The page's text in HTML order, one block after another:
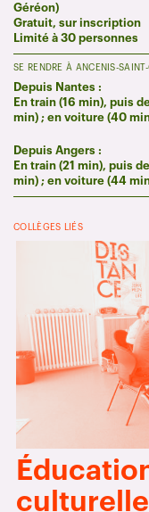
Géréon)
Gratuit, sur inscription
Limité à 30 personnes
SE RENDRE À ANCENIS-SAINT-
Depuis Nantes :
En train (16 min), puis
min) ; en voiture (40
Depuis Angers :
En train (21 min), puis
min) ; en voiture (44
COLLÈGES LIÉS
culturelle